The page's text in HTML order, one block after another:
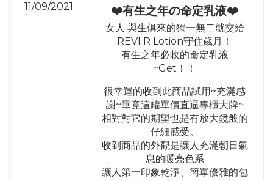
11/09/2021 ❤️有生之年の命定乳液❤️
女人 與生俱來的獨一無二就交給
REVI R Lotion守住歲月！
有生之年必收的命定乳液
~Get！！
很幸運的收到此商品試用~充滿感
謝~畢竟這罐單價直逼專櫃大牌~
相對對它的期望也是有放大鏡般的
仔細感受。
收到商品的外觀是讓人充滿朝日氣
息的暖亮色系
讓人第一印象乾淨、簡單優雅的包